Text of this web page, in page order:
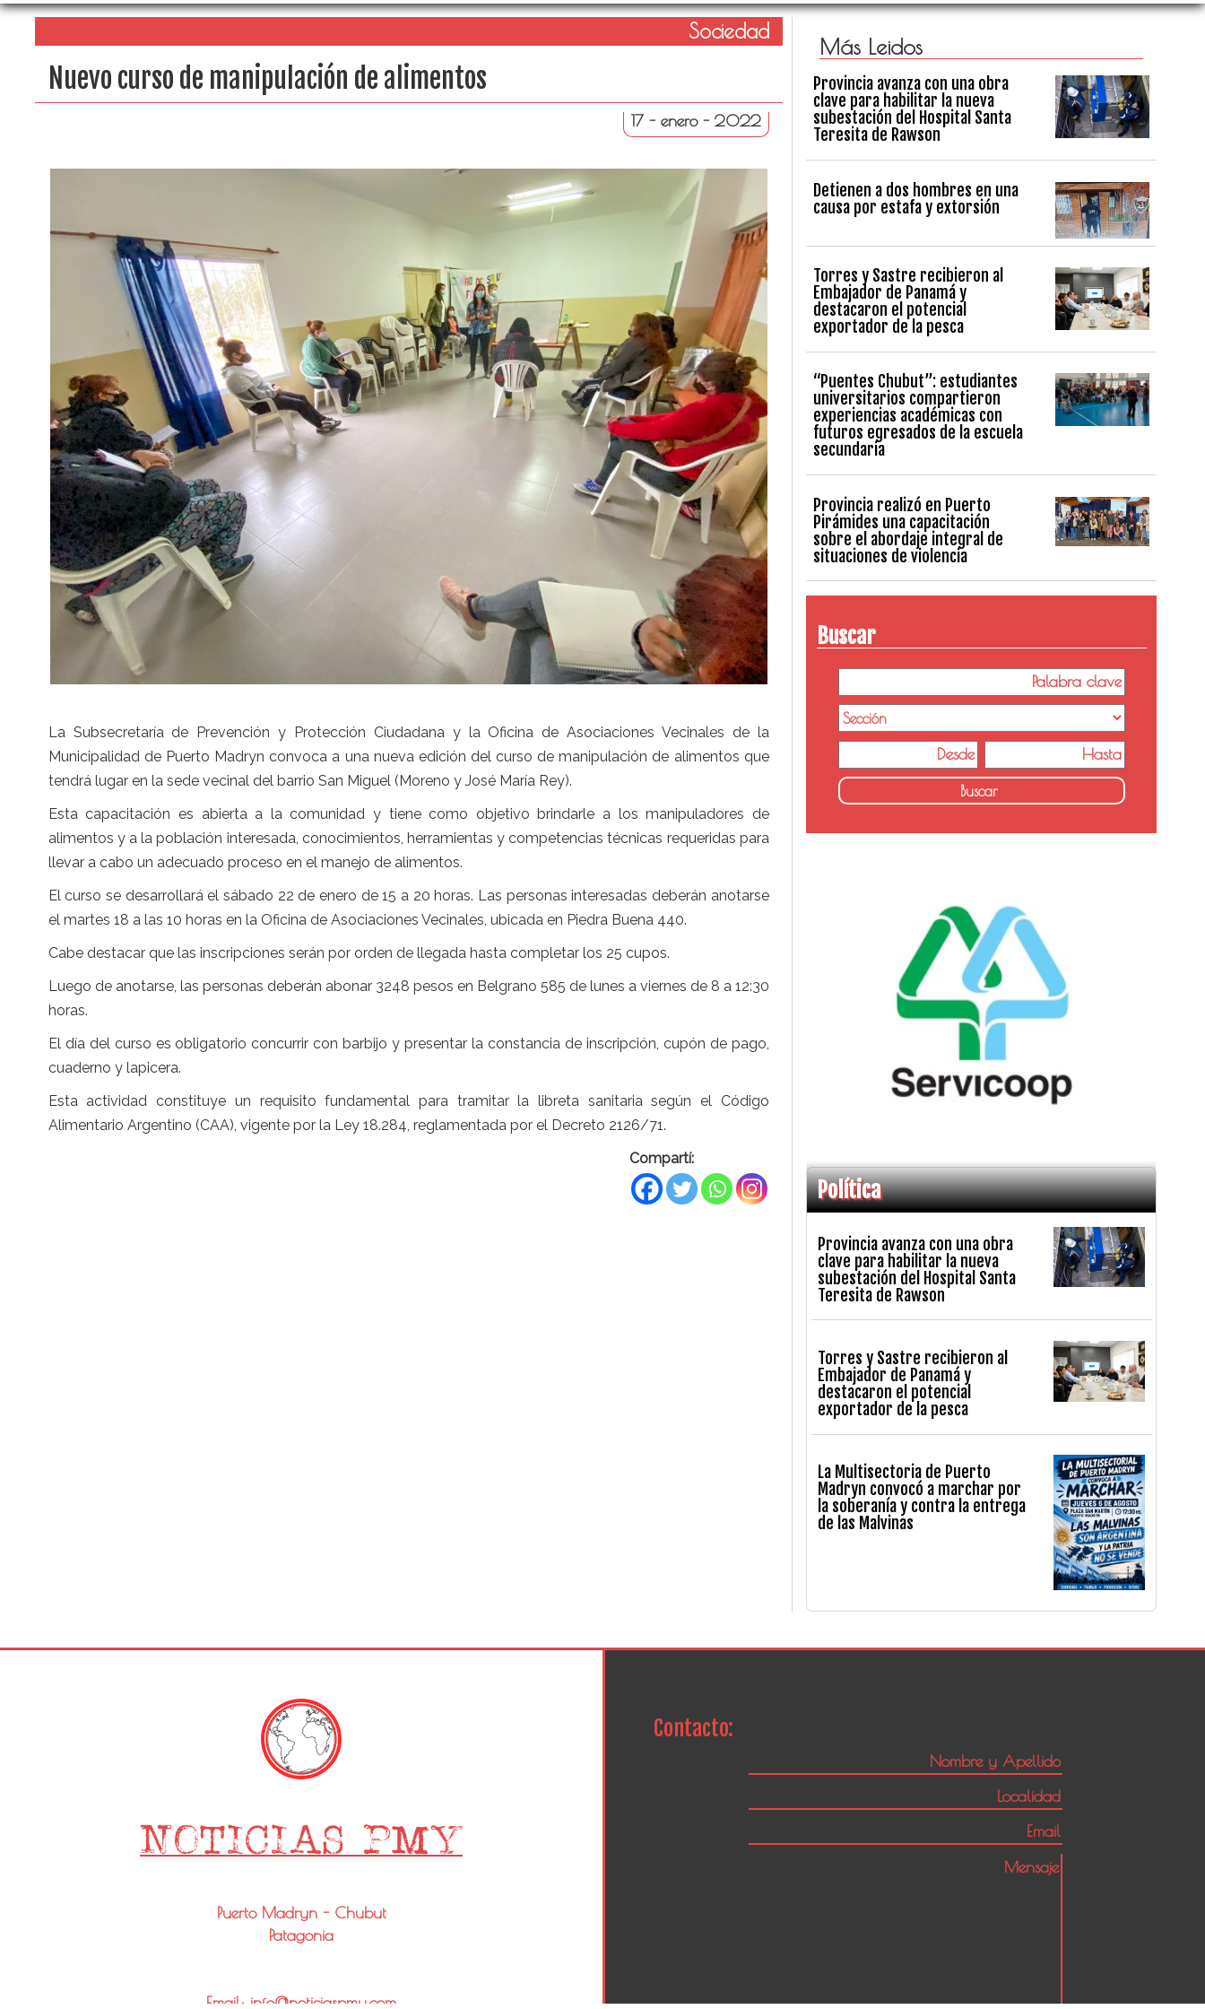
Sociedad
Nuevo curso de manipulación de alimentos
17 - enero - 2022
La Subsecretaría de Prevención y Protección Ciudadana y la Oficina de Asociaciones Vecinales de la
Municipalidad de Puerto Madryn convoca a una nueva edición del curso de manipulación de alimentos que
tendrá lugar en la sede vecinal del barrio San Miguel (Moreno y José María Rey).
Esta capacitación es abierta a la comunidad y tiene como objetivo brindarle a los manipuladores de
alimentos y a la población interesada, conocimientos, herramientas y competencias técnicas requeridas para
llevar a cabo un adecuado proceso en el manejo de alimentos.
El curso se desarrollará el sábado 22 de enero de 15 a 20 horas. Las personas interesadas deberán anotarse
el martes 18 a las 10 horas en la Oficina de Asociaciones Vecinales, ubicada en Piedra Buena 440.
Cabe destacar que las inscripciones serán por orden de llegada hasta completar los 25 cupos.
Luego de anotarse, las personas deberán abonar 3248 pesos en Belgrano 585 de lunes a viernes de 8 a 12:30
horas.
El día del curso es obligatorio concurrir con barbijo y presentar la constancia de inscripción, cupón de pago,
cuaderno y lapicera.
Esta actividad constituye un requisito fundamental para tramitar la libreta sanitaria según el Código
Alimentario Argentino (CAA), vigente por la Ley 18.284, reglamentada por el Decreto 2126/71.
Compartí:
Más Leidos
Provincia avanza con una obra
clave para habilitar la nueva
subestación del Hospital Santa
Teresita de Rawson
Detienen a dos hombres en una
causa por estafa y extorsión
Torres y Sastre recibieron al
Embajador de Panamá y
destacaron el potencial
exportador de la pesca
“Puentes Chubut”: estudiantes
universitarios compartieron
experiencias académicas con
futuros egresados de la escuela
secundaria
Provincia realizó en Puerto
Pirámides una capacitación
sobre el abordaje integral de
situaciones de violencia
Buscar
Política
Provincia avanza con una obra
clave para habilitar la nueva
subestación del Hospital Santa
Teresita de Rawson
Torres y Sastre recibieron al
Embajador de Panamá y
destacaron el potencial
exportador de la pesca
La Multisectoria de Puerto
Madryn convocó a marchar por
la soberanía y contra la entrega
de las Malvinas
Puerto Madryn - Chubut
Patagonia
Email: info@noticiaspmy.com
Contacto: